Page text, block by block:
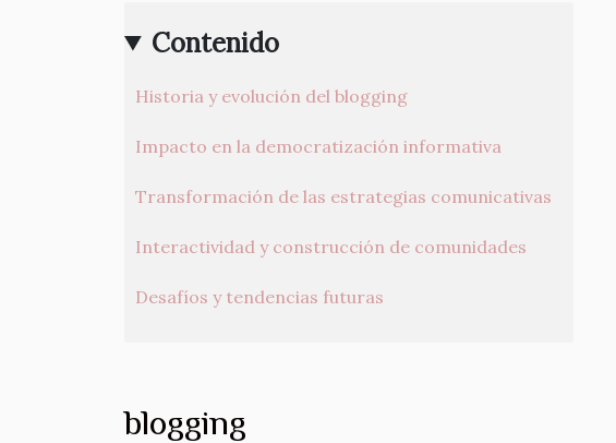
Contenido
Historia y evolución del blogging
Impacto en la democratización informativa
Transformación de las estrategias comunicativas
Interactividad y construcción de comunidades
Desafíos y tendencias futuras
blogging